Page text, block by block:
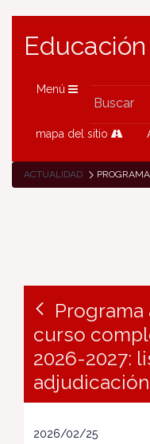
Educación
Menú
mapa del sitio
ACTUALIDAD PROGRAMA ACADÉMICO DE CURSO COMPLETO EN
curso
2026-2027:
2026/02/25